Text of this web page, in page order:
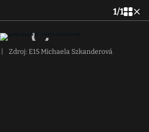
1/1
Zdroj: E15 Michaela Szkanderová